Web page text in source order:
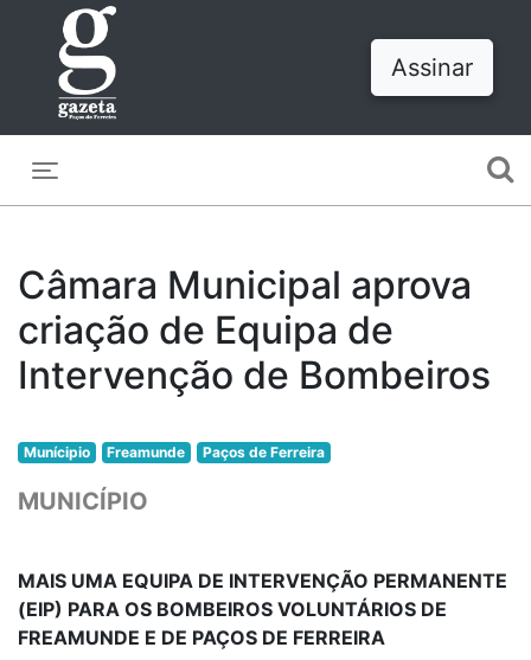
Assinar
Câmara Municipal aprova
criação de Equipa de
Intervenção de Bombeiros
Munícipio Freamunde Paços de Ferreira
MUNICÍPIO
MAIS UMA EQUIPA DE INTERVENÇÃO PERMANENTE
(EIP) PARA OS BOMBEIROS VOLUNTÁRIOS DE
FREAMUNDE E DE PAÇOS DE FERREIRA